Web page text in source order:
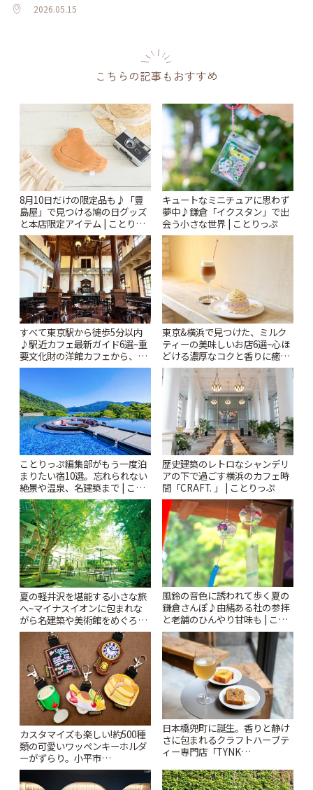
2026.05.15
こちらの記事もおすすめ
8月10日だけの限定品も♪「豊
島屋」で見つける鳩の日グッズ
と本店限定アイテム | ことりっ
ぷ
キュートなミニチュアに思わず
夢中♪鎌倉「イクスタン」で出
会う小さな世界 | ことりっぷ
すべて東京駅から徒歩5分以内
♪駅近カフェ最新ガイド6選~重
要文化財の洋館カフェから、改
札すぐのレトロ喫茶まで~ | こと
東京&横浜で見つけた、ミルク
ティーの美味しいお店6選~心ほ
どける濃厚なコクと香りに癒や
されるティータイム~ | ことりっ
ぷ
ことりっぷ編集部がもう一度泊
まりたい宿10選。忘れられない
絶景や温泉、名建築まで | こと
りっぷ
歴史建築のレトロなシャンデリ
アの下で過ごす横浜のカフェ時
間「CRAFT. 」 | ことりっぷ
夏の軽井沢を堪能する小さな旅
へ~マイナスイオンに包まれな
がら名建築や美術館をめぐろう
~ | ことりっぷ
風鈴の音色に誘われて歩く夏の
鎌倉さんぽ♪由緒ある社の参拝
と老舗のひんやり甘味も | こと
りっぷ
カスタマイズも楽しい!約500種
類の可愛いワッペンキーホルダ
ーがずらり。小平市
「Kimamaya T&K」 | ことりっ
ぷ
日本橋兜町に誕生。香りと静け
さに包まれるクラフトハーブテ
ィー専門店「TYNK